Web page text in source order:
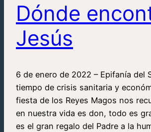
Dónde
Jesús
6 de enero de 2022 – Epifanía del
tiempo de crisis sanitaria y
fiesta de los Reyes Magos nos
en nuestra vida es don, todo es
es el gran regalo del Padre a la